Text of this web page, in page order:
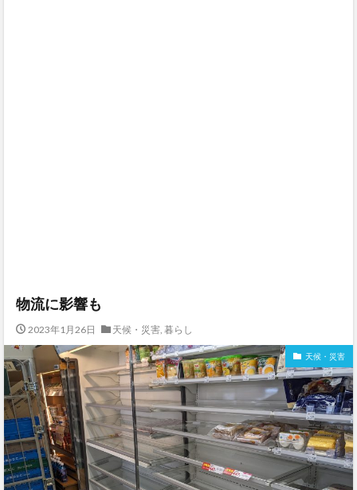
物流に影響も
2023年1月26日 天候・災害, 暮らし
天候・災害